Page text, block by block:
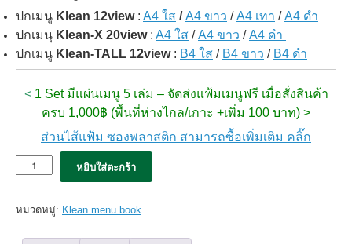
ปกเมนู Klean 12view: A4 ใส /A4 ขาว /A4 เทา /A4 ดำ
ปกเมนุ Klean-X 20view: A4 ใส /A4 ขาว /A4 ดำ
ปกเมนู Klean-TALL 12view: B4 ใส / B4 ขาว / B4 ดำ
< 1 Set มีแผ่นเมนู 5 เล่ม – จัดส่งแฟ้มเมนูฟรี เมื่อสั่งสินค้า
ครบ 1,000฿ (พื้นที่ห่างไกล/เกาะ +เพิ่ม 100 บาท) >
ส่วนไส้แฟ้ม ซองพลาสติก สามารถซื้อเพิ่มเติม คลิ๊ก
จำนวน
5x
หยิบใส่ตะกร้า
หมวดหมู่: Klean menu book